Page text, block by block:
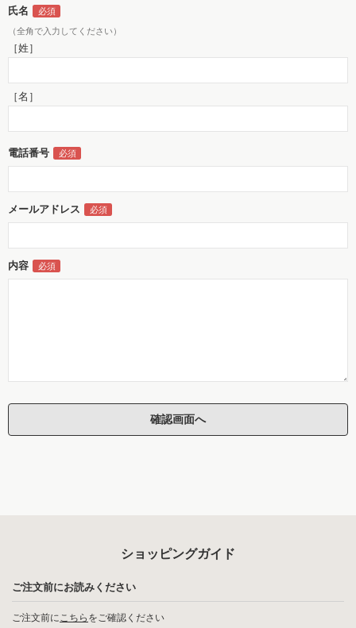
氏名
（全角で入力してください）
［姓］
［名］
電話番号
メールアドレス
内容
ショッピングガイド
ご注文前にお読みください
ご注文前にこちら をご確認ください